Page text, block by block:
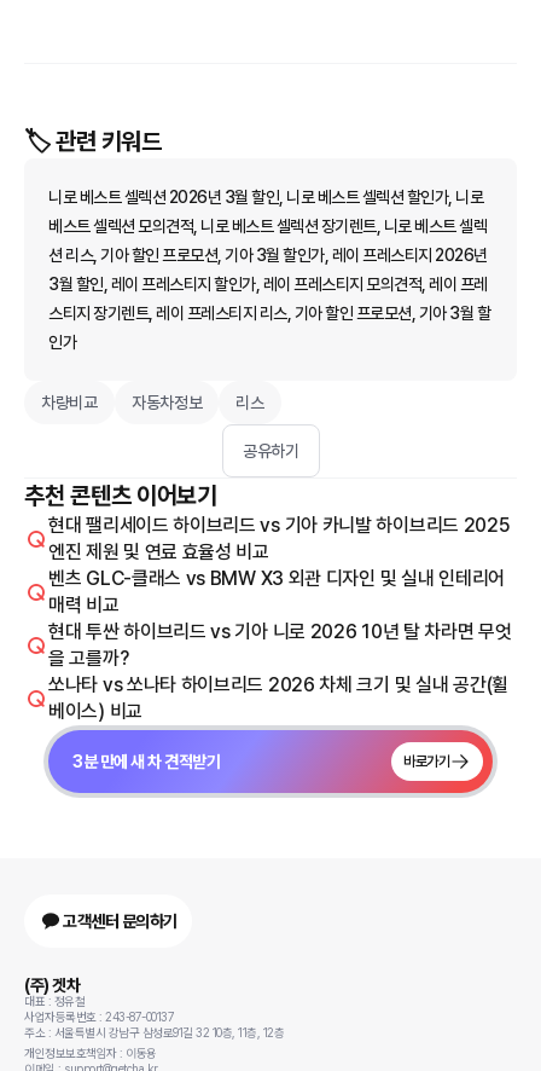
🏷️ 관련 키워드
니로 베스트 셀렉션 2026년 3월 할인, 니로 베스트 셀렉션 할인가, 니로
베스트 셀렉션 모의견적, 니로 베스트 셀렉션 장기렌트, 니로 베스트 셀렉
션 리스, 기아 할인 프로모션, 기아 3월 할인가, 레이 프레스티지 2026년
3월 할인, 레이 프레스티지 할인가, 레이 프레스티지 모의견적, 레이 프레
스티지 장기렌트, 레이 프레스티지 리스, 기아 할인 프로모션, 기아 3월 할
인가
차량비교 자동차정보 리스
공유하기
추천 콘텐츠 이어보기
현대 팰리세이드 하이브리드 vs 기아 카니발 하이브리드 2025
엔진 제원 및 연료 효율성 비교
벤츠 GLC-클래스 vs BMW X3 외관 디자인 및 실내 인테리어
매력 비교
현대 투싼 하이브리드 vs 기아 니로 2026 10년 탈 차라면 무엇
을 고를까?
쏘나타 vs 쏘나타 하이브리드 2026 차체 크기 및 실내 공간(휠
베이스) 비교
3분 만에 새 차 견적받기 바로가기
고객센터 문의하기
(주) 겟차
대표 : 정유철
사업자등록번호 : 243-87-00137
주소 : 서울특별시 강남구 삼성로91길 32 10층, 11층, 12층
개인정보보호책임자 : 이동용